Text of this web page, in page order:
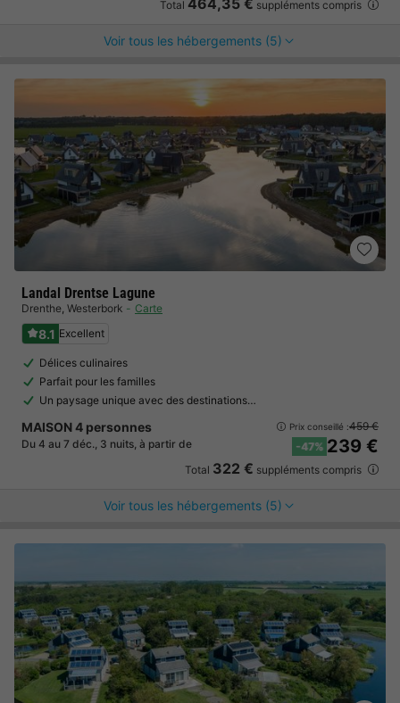
Total 464,35 € suppléments compris
Voir tous les hébergements (5)
Landal Drentse Lagune
Drenthe, Westerbork Carte
8.1 Excellent
Délices culinaires
Parfait pour les familles
Un paysage unique avec des destinations…
MAISON 4 personnes
Du 4 au 7 déc., 3 nuits, à partir de
Prix conseillé :459 €
-47% 239 €
Total 322 € suppléments compris
Voir tous les hébergements (5)